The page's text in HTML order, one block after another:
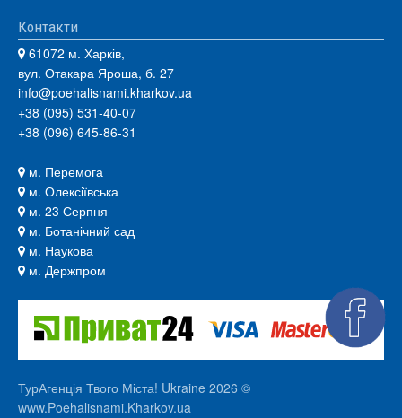
Контакти
61072 м. Харків,
вул. Отакара Яроша, б. 27
info@poehalisnami.kharkov.ua
+38 (095) 531-40-07
+38 (096) 645-86-31
м. Перемога
м. Олексіївська
м. 23 Серпня
м. Ботанічний сад
м. Наукова
м. Держпром
ТурАгенція Твого Міста! Ukraine 2026 ©
www.Poehalisnami.Kharkov.ua